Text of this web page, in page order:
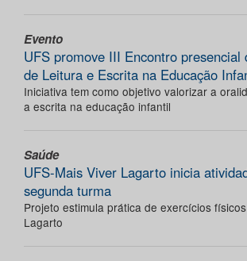
Evento
UFS promove III Encontro presencial
de Leitura e Escrita na Educação
Iniciativa tem como objetivo valorizar a
a escrita na educação infantil
Saúde
UFS-Mais Viver Lagarto inicia
segunda turma
Projeto estimula prática de exercícios
Lagarto